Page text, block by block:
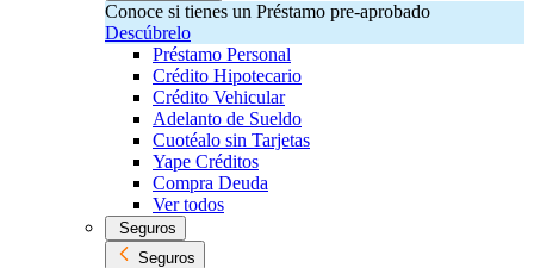
Conoce si tienes un Préstamo pre-aprobado
Descúbrelo
Préstamo Personal
Crédito Hipotecario
Crédito Vehicular
Adelanto de Sueldo
Cuotéalo sin Tarjetas
Yape Créditos
Compra Deuda
Ver todos
Seguros
Seguros